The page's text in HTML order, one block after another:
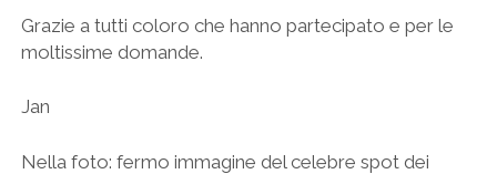
Grazie a tutti coloro che hanno partecipato e per le
moltissime domande.
Jan
Nella foto: fermo immagine del celebre spot dei